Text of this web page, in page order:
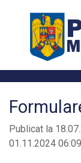
Publicat la
01.11.2024